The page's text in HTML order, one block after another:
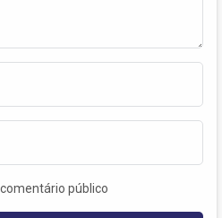
público